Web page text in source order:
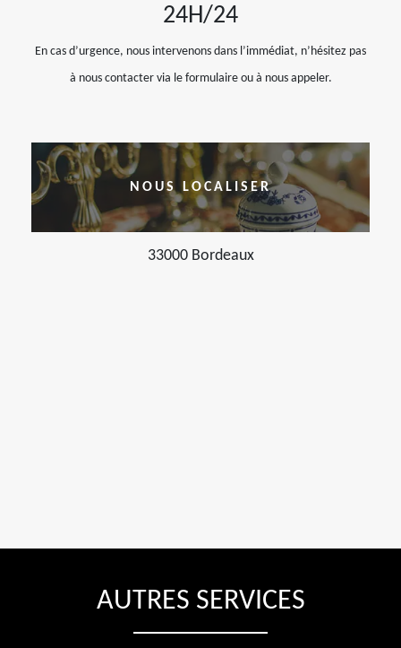
24H/24
En cas d’urgence, nous intervenons dans l’immédiat, n’hésitez pas
à nous contacter via le formulaire ou à nous appeler.
NOUS LOCALISER
33000 Bordeaux
AUTRES SERVICES